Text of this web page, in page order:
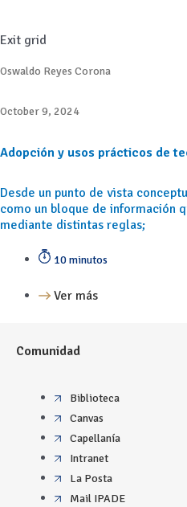
Exit grid
Oswaldo Reyes Corona
October 9, 2024
Adopción y usos prácticos de
Desde un punto de vista
como un bloque de información
mediante distintas reglas;
10 minutos
Ver más
Comunidad
Biblioteca
Canvas
Capellanía
Intranet
La Posta
Mail IPADE